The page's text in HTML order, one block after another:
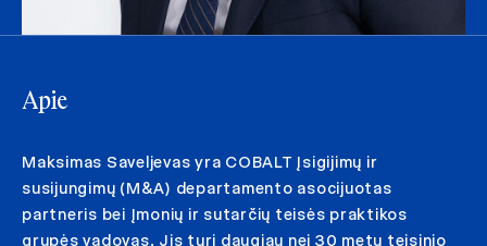
Apie
Maksimas Saveljevas yra COBALT Įsigijimų ir
susijungimų (M&A) departamento asocijuotas
partneris bei Įmonių ir sutarčių teisės praktikos
grupės vadovas. Jis turi daugiau nei 30 metų teisinio